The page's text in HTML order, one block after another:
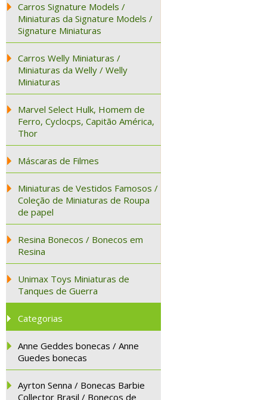
Carros Signature Models /
Miniaturas da Signature Models /
Signature Miniaturas
Carros Welly Miniaturas /
Miniaturas da Welly / Welly
Miniaturas
Marvel Select Hulk, Homem de
Ferro, Cyclocps, Capitão América,
Thor
Máscaras de Filmes
Miniaturas de Vestidos Famosos /
Coleção de Miniaturas de Roupa
de papel
Resina Bonecos / Bonecos em
Resina
Unimax Toys Miniaturas de
Tanques de Guerra
Categorias
Anne Geddes bonecas / Anne
Guedes bonecas
Ayrton Senna / Bonecas Barbie
Collector Brasil / Bonecos de